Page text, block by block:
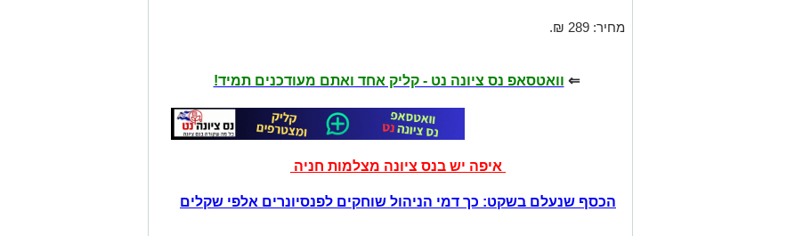
מחיר: 289 ₪.
⇐ וואטסאפ נס ציונה נט - קליק אחד ואתם מעודכנים תמיד!
איפה יש בנס ציונה מצלמות חניה
הכסף שנעלם בשקט: כך דמי הניהול שוחקים לפנסיונרים אלפי שקלים